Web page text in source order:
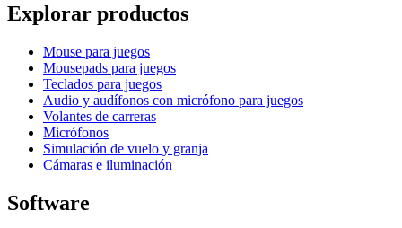
Explorar productos
Mouse para juegos
Mousepads para juegos
Teclados para juegos
Audio y audífonos con micrófono para juegos
Volantes de carreras
Micrófonos
Simulación de vuelo y granja
Cámaras e iluminación
Software